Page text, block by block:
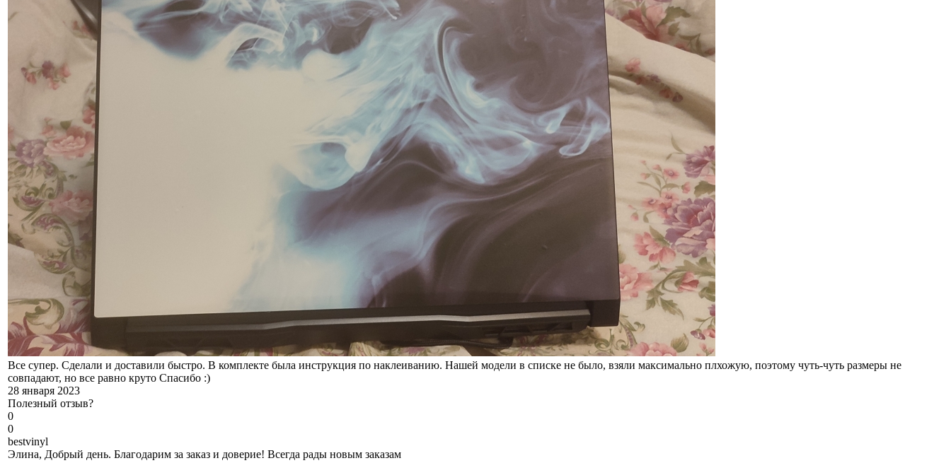
Все супер. Сделали и доставили быстро. В комплекте была инструкция по наклеиванию. Нашей модели в списке не было, взяли максимально плхожую, поэтому чуть-чуть размеры не
совпадают, но все равно круто Спасибо :)
28 января 2023
Полезный отзыв?
0
0
bestvinyl
Элина, Добрый день. Благодарим за заказ и доверие! Всегда рады новым заказам